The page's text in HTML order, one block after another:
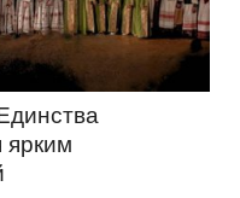
ярким